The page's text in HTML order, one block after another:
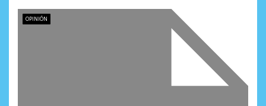
OPINIÓN